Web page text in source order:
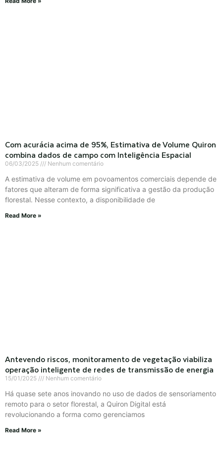
Com acurácia acima de 95%, Estimativa de Volume Quiron
combina dados de campo com Inteligência Espacial
06/03/2025 Nenhum comentário
A estimativa de volume em povoamentos comerciais depende de
fatores que alteram de forma significativa a gestão da produção
florestal. Nesse contexto, a disponibilidade de
Read More »
Antevendo riscos, monitoramento de vegetação viabiliza
operação inteligente de redes de transmissão de energia
15/01/2025 Nenhum comentário
Há quase sete anos inovando no uso de dados de sensoriamento
remoto para o setor florestal, a Quiron Digital está
revolucionando a forma como gerenciamos
Read More »